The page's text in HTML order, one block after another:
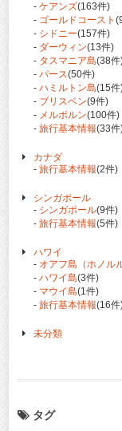
- ケアンズ(163件)
- ゴールドコースト
- シドニー(157件)
- ダーウィン(13件)
- タスマニア島(38件
- パース(50件)
- ハミルトン島(15件
- ブリスベン(9件)
- メルボルン(100件)
- 旅行基本情報(33件
カナダ
- 旅行基本情報(2件)
シンガポール
- シンガポール(9件)
- 旅行基本情報(5件)
ハワイ
- オアフ島（ホノルル
- ハワイ島(3件)
- マウイ島(1件)
- 旅行基本情報(16件
未分類
タグ